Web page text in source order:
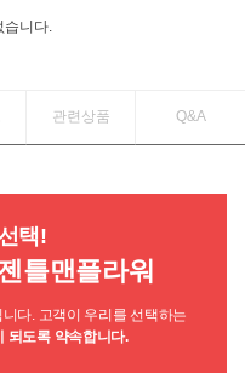
습니다.
관련상품 Q&A
택!
틀맨플라워
다. 고객이 우리를 선택하는
되도록 약속합니다.